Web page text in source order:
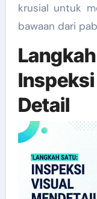
krusial untuk
bawaan dari
Detail